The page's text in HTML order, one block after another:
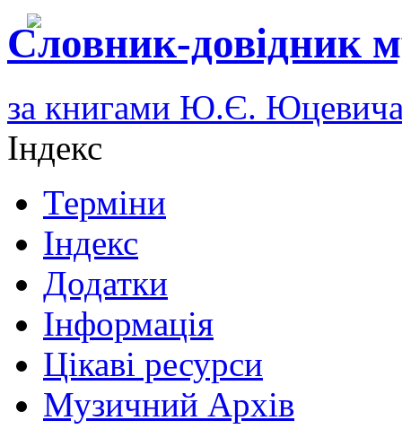
Словник-довідник
за книгами Ю.Є.
Індекс
Терміни
Індекс
Додатки
Інформація
Цікаві ресурси
Музичний Архів